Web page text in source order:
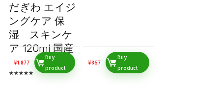
だぎわ エイジ
ングケア 保
湿 スキンケ
ア 120ml 国産
★★★★★
¥1,877
Buy
product
¥867
Buy
product